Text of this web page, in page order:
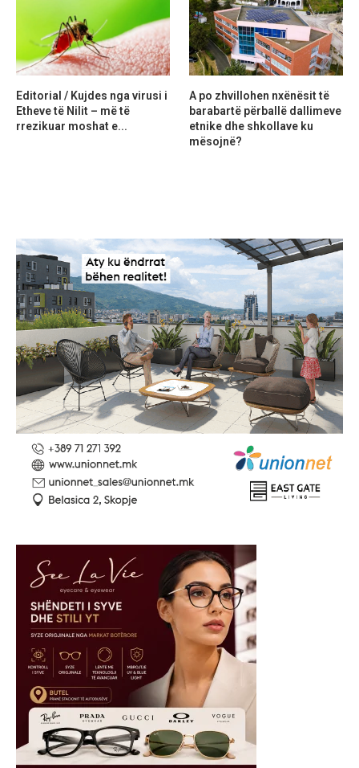
Editorial / Kujdes nga virusi i
Etheve të Nilit – më të
rrezikuar moshat e...
A po zhvillohen nxënësit të
barabartë përballë dallimeve
etnike dhe shkollave ku
mësojnë?